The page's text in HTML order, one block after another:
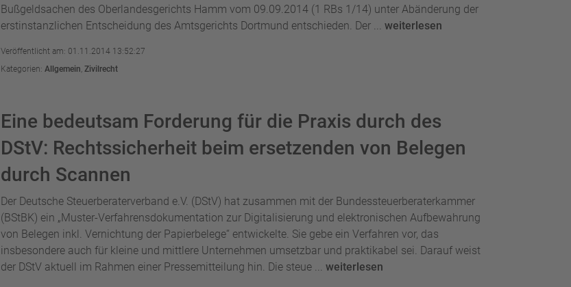
Bußgeldsachen des Oberlandesgerichts Hamm vom 09.09.2014 (1 RBs 1/14) unter Abänderung der
erstinstanzlichen Entscheidung des Amtsgerichts Dortmund entschieden. Der ... weiterlesen
Veröffentlicht am: 01.11.2014 13:52:27
Kategorien: Allgemein, Zivilrecht
Eine bedeutsam Forderung für die Praxis durch des
DStV: Rechtssicherheit beim ersetzenden von Belegen
durch Scannen
Der Deutsche Steuerberaterverband e.V. (DStV) hat zusammen mit der Bundessteuerberaterkammer
(BStBK) ein „Muster-Verfahrensdokumentation zur Digitalisierung und elektronischen Aufbewahrung
von Belegen inkl. Vernichtung der Papierbelege“ entwickelte. Sie gebe ein Verfahren vor, das
insbesondere auch für kleine und mittlere Unternehmen umsetzbar und praktikabel sei. Darauf weist
der DStV aktuell im Rahmen einer Pressemitteilung hin. Die steue ... weiterlesen